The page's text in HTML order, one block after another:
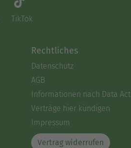
TikTok
Rechtliches
Datenschutz
AGB
Informationen nach Data Act
Verträge hier kündigen
Impressum
Vertrag widerrufen